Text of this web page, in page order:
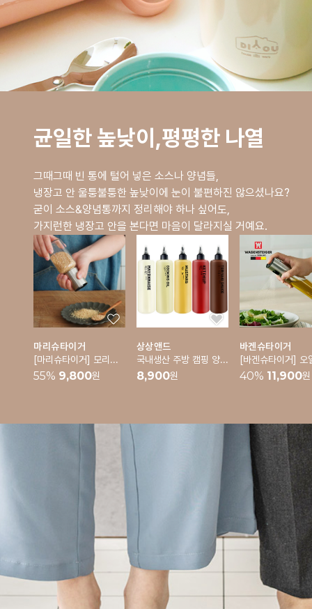
균일한 높낮이,평평한 나열
그때그때 빈 통에 털어 넣은 소스나 양념들,
냉장고 안 울퉁불퉁한 높낮이에 눈이 불편하진 않으셨나요?
굳이 소스&양념통까지 정리해야 하나 싶어도,
가지런한 냉장고 안을 본다면 마음이 달라지실 거예요.
마리슈타이거
[마리슈타이거] 모리노 후추 깨갈이 그라인더
55% 9,800원
상상앤드
국내생산 주방 캠핑 양념통 밀폐 소스통 5p 세트
8,900원
바겐슈타이거
40% 11,900원